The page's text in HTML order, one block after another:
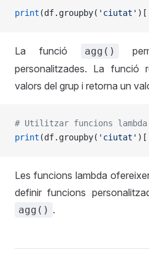
print (df.groupby( 'ciutat' )[
La funció agg()
personalitzades. La funció
valors del grup i retorna un
# Utilitzar funcions lambda
print (df.groupby( 'ciutat' )[
Les funcions lambda
definir funcions
agg() .